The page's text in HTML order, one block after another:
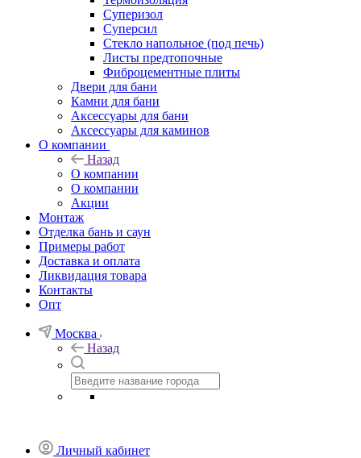
Суперизол
Суперсил
Стекло напольное (под печь)
Листы предтопочные
Фиброцементные плиты
Двери для бани
Камни для бани
Аксессуары для бани
Аксессуары для каминов
О компании
Назад
О компании
О компании
Акции
Монтаж
Отделка бань и саун
Примеры работ
Доставка и оплата
Ликвидация товара
Контакты
Опт
Москва
Назад
Личный кабинет